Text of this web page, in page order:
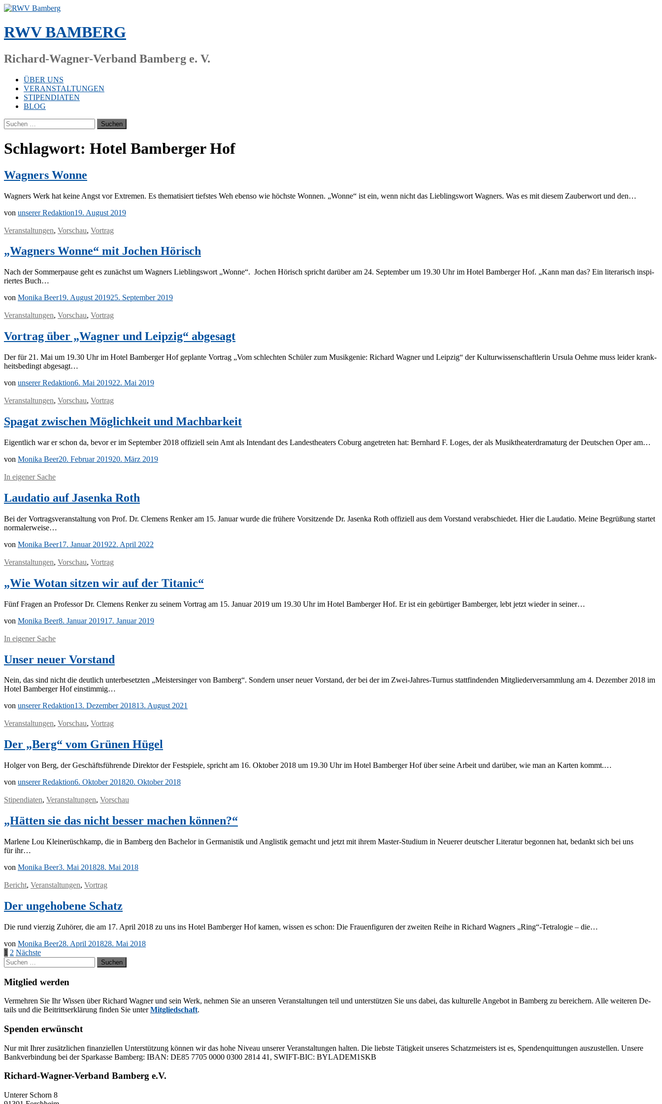
Zum
springen
RWV BAMBERG
Richard-Wagner-Verband Bamberg e. V.
ÜBER UNS
VERANSTALTUNGEN
STIPENDIATEN
BLOG
Suchen
nach:
Schlagwort: Hotel Bamberger Hof
Wagners Wonne
Wag­ners Werk hat kei­ne Angst vor Ex­tre­men. Es the­ma­ti­siert tiefs­tes Weh eben­so wie höchs­te Won­nen. „Won­ne“ ist ein, wenn nicht das Lieb­lings­wort Wag­ners. Was es mit die­sem Zau­ber­wort und den…
von unserer Redaktion19. August 2019
Veranstaltungen, Vorschau, Vortrag
„Wagners Wonne“ mit Jochen Hörisch
Nach der Som­mer­pau­se geht es zu­nächst um Wag­ners Lieb­lings­wort „Won­ne“. Jo­chen Hö­risch spricht dar­über am 24. Sep­tem­ber um 19.30 Uhr im Ho­tel Bam­ber­ger Hof. „Kann man das? Ein li­te­ra­risch in­spi­
rier­tes Buch…
von Monika Beer19. August 201925. September 2019
Veranstaltungen, Vorschau, Vortrag
Vortrag über „Wagner und Leipzig“ abgesagt
Der für 21. Mai um 19.30 Uhr im Ho­tel Bam­ber­ger Hof ge­plan­te Vor­trag „Vom schlech­ten Schü­ler zum Mu­sik­ge­nie: Ri­chard Wag­ner und Leip­zig“ der Kul­tur­wis­sen­schaft­le­rin Ur­su­la Oeh­me muss lei­der krank­
heits­be­dingt abgesagt…
von unserer Redaktion6. Mai 201922. Mai 2019
Veranstaltungen, Vorschau, Vortrag
Spagat zwischen Möglichkeit und Machbarkeit
Ei­gent­lich war er schon da, be­vor er im Sep­tem­ber 2018 of­fi­zi­ell sein Amt als In­ten­dant des Lan­des­thea­ters Co­burg an­ge­tre­ten hat: Bern­hard F. Lo­ges, der als Mu­sik­thea­ter­dra­ma­turg der Deut­schen Oper am…
von Monika Beer20. Februar 201920. März 2019
In eigener Sache
Laudatio auf Jasenka Roth
Bei der Vor­trags­ver­an­stal­tung von Prof. Dr. Cle­mens Ren­ker am 15. Ja­nu­ar wur­de die frü­he­re Vor­sit­zen­de Dr. Ja­sen­ka Roth of­fi­zi­ell aus dem Vor­stand ver­ab­schie­det. Hier die Lau­da­tio. Mei­ne Be­grü­ßung star­tet
normalerweise…
von Monika Beer17. Januar 201922. April 2022
Veranstaltungen, Vorschau, Vortrag
„Wie Wotan sitzen wir auf der Titanic“
Fünf Fra­gen an Pro­fes­sor Dr. Cle­mens Ren­ker zu sei­nem Vor­trag am 15. Ja­nu­ar 2019 um 19.30 Uhr im Ho­tel Bam­ber­ger Hof. Er ist ein ge­bür­ti­ger Bam­ber­ger, lebt jetzt wie­der in seiner…
von Monika Beer8. Januar 201917. Januar 2019
In eigener Sache
Unser neuer Vorstand
Nein, das sind nicht die deut­lich un­ter­be­setz­ten „Meis­ter­sin­ger von Bam­berg“. Son­dern un­ser neu­er Vor­stand, der bei der im Zwei-Jah­­res-Tur­­nus statt­fin­den­den Mit­glie­der­ver­samm­lung am 4. De­zem­ber 2018 im
Ho­tel Bam­ber­ger Hof einstimmig…
von unserer Redaktion13. Dezember 201813. August 2021
Veranstaltungen, Vorschau, Vortrag
Der „Berg“ vom Grünen Hügel
Hol­ger von Berg, der Ge­schäfts­füh­ren­de Di­rek­tor der Fest­spie­le, spricht am 16. Ok­to­ber 2018 um 19.30 Uhr im Ho­tel Bam­ber­ger Hof über sei­ne Ar­beit und dar­über, wie man an Kar­ten kommt.…
von unserer Redaktion6. Oktober 201820. Oktober 2018
Stipendiaten, Veranstaltungen, Vorschau
„Hätten sie das nicht besser machen können?“
Mar­le­ne Lou Klei­ne­rüsch­kamp, die in Bam­berg den Ba­che­lor in Ger­ma­nis­tik und An­glis­tik ge­macht und jetzt mit ih­rem Mas­­ter-Stu­­di­um in Neue­rer deut­scher Li­te­ra­tur be­gon­nen hat, be­dankt sich bei uns
für ihr…
von Monika Beer3. Mai 201828. Mai 2018
Bericht, Veranstaltungen, Vortrag
Der ungehobene Schatz
Die rund vier­zig Zu­hö­rer, die am 17. April 2018 zu uns ins Ho­tel Bam­ber­ger Hof ka­men, wis­sen es schon: Die Frau­en­fi­gu­ren der zwei­ten Rei­he in Ri­chard Wag­ners „Ring“-Tetralogie – die…
von Monika Beer28. April 201828. Mai 2018
Seitennummerierung
der
Beiträge
1 2 Nächste
Suchen
nach:
Mitglied werden
Ver­meh­ren Sie Ihr Wis­sen über Ri­chard Wag­ner und sein Werk, neh­men Sie an un­se­ren Ver­an­stal­tun­gen teil und un­ter­stüt­zen Sie uns da­bei, das kul­tu­rel­le An­ge­bot in Bam­berg zu be­rei­chern. Alle wei­te­ren De­
tails und die Bei­tritts­er­klä­rung fin­den Sie un­terMit­glied­schaft.
Spenden erwünscht
Nur mit Ih­rer zu­sätz­li­chen fi­nan­zi­el­len Un­ter­stüt­zung kön­nen wir das hohe Ni­veau un­se­rer Ver­an­stal­tun­gen hal­ten. Die liebs­te Tä­tig­keit un­se­res Schatz­meis­ters ist es, Spen­den­quit­tun­gen aus­zu­stel­len. Un­se­re
Bank­ver­bin­dung bei der Spar­kas­se Bam­berg: IBAN: DE85 7705 0000 0300 2814 41, SWIFT-BIC: BYLADEM1SKB
Richard-Wagner-Verband Bamberg e.V.
Un­te­rer Schorn 8